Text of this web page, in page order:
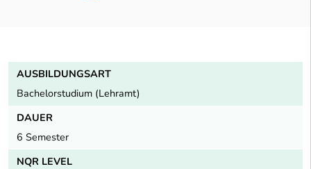
AUSBILDUNGSART
Bachelorstudium (Lehramt)
DAUER
6 Semester
NQR LEVEL